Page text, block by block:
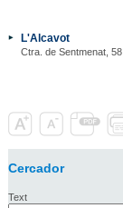
L'Alcavot
Ctra. de Sentmenat, 58
Cercador
Text